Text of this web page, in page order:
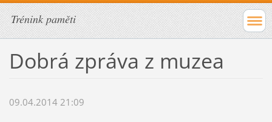
Trénink paměti
Dobrá zpráva z muzea
09.04.2014 21:09